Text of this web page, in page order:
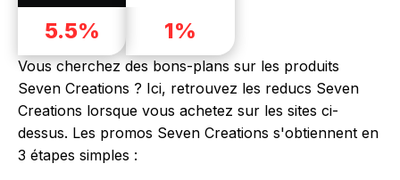
5.5% 1%
Vous cherchez des bons-plans sur les produits
Seven Creations ? Ici, retrouvez les reducs Seven
Creations lorsque vous achetez sur les sites ci-
dessus. Les promos Seven Creations s'obtiennent en
3 étapes simples :